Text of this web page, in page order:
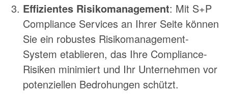
Effizientes Risikomanagement: Mit S+P
Compliance Services an Ihrer Seite können
Sie ein robustes Risikomanagement-
System etablieren, das Ihre Compliance-
Risiken minimiert und Ihr Unternehmen vor
potenziellen Bedrohungen schützt.